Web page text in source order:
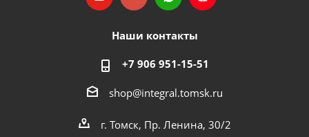
Наши контакты
+7 906 951-15-51
shop@integral.tomsk.ru
г. Томск, Пр. Ленина, 30/2